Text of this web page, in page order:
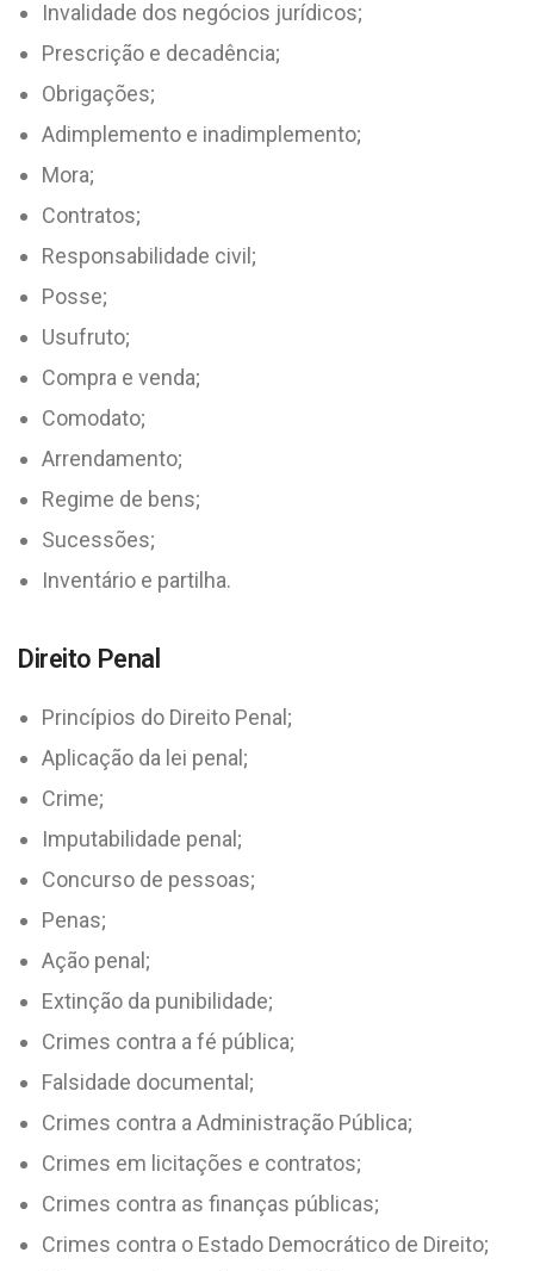
Invalidade dos negócios jurídicos;
Prescrição e decadência;
Obrigações;
Adimplemento e inadimplemento;
Mora;
Contratos;
Responsabilidade civil;
Posse;
Usufruto;
Compra e venda;
Comodato;
Arrendamento;
Regime de bens;
Sucessões;
Inventário e partilha.
Direito Penal
Princípios do Direito Penal;
Aplicação da lei penal;
Crime;
Imputabilidade penal;
Concurso de pessoas;
Penas;
Ação penal;
Extinção da punibilidade;
Crimes contra a fé pública;
Falsidade documental;
Crimes contra a Administração Pública;
Crimes em licitações e contratos;
Crimes contra as finanças públicas;
Crimes contra o Estado Democrático de Direito;